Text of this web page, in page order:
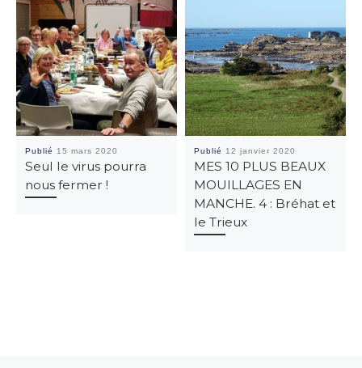
Publié 15 mars 2020
Seul le virus pourra
nous fermer !
Publié 12 janvier 2020
MES 10 PLUS BEAUX
MOUILLAGES EN
MANCHE. 4 : Bréhat et
le Trieux